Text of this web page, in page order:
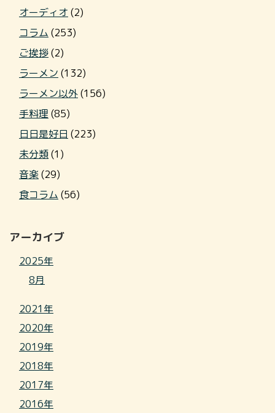
オーディオ (2)
コラム (253)
ご挨拶(2)
ラーメン (132)
ラーメン以外(156)
手料理 (85)
日日是好日 (223)
未分類(1)
音楽(29)
食コラム (56)
アーカイブ
2025年
8月
2021年
2020年
2019年
2018年
2017年
2016年